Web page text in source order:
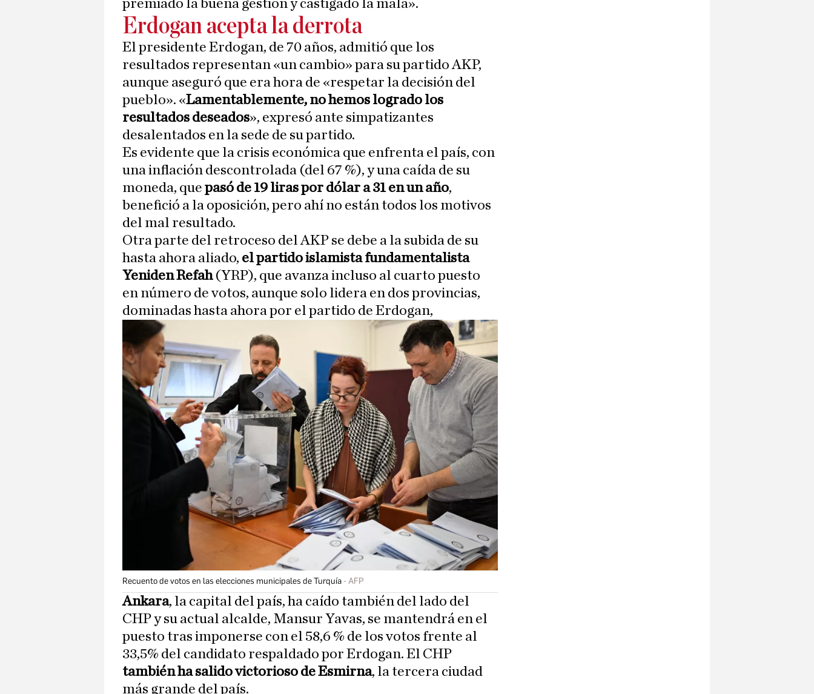
premiado la buena gestión y castigado la mala».
Erdogan acepta la derrota
El presidente Erdogan, de 70 años, admitió que los
resultados representan «un cambio» para su partido AKP,
aunque aseguró que era hora de «respetar la decisión del
pueblo». «Lamentablemente, no hemos logrado los
resultados deseados», expresó ante simpatizantes
desalentados en la sede de su partido.
Es evidente que la crisis económica que enfrenta el país, con
una inflación descontrolada (del 67 %), y una caída de su
moneda, que pasó de 19 liras por dólar a 31 en un año,
benefició a la oposición, pero ahí no están todos los motivos
del mal resultado.
Otra parte del retroceso del AKP se debe a la subida de su
hasta ahora aliado, el partido islamista fundamentalista
Yeniden Refah(YRP), que avanza incluso al cuarto puesto
en número de votos, aunque solo lidera en dos provincias,
dominadas hasta ahora por el partido de Erdogan,
Recuento de votos en las elecciones municipales de Turquía AFP
Ankara, la capital del país, ha caído también del lado del
CHP y su actual alcalde, Mansur Yavas, se mantendrá en el
puesto tras imponerse con el 58,6 % de los votos frente al
33,5% del candidato respaldado por Erdogan. El CHP
también ha salido victorioso de Esmirna, la tercera ciudad
más grande del país.